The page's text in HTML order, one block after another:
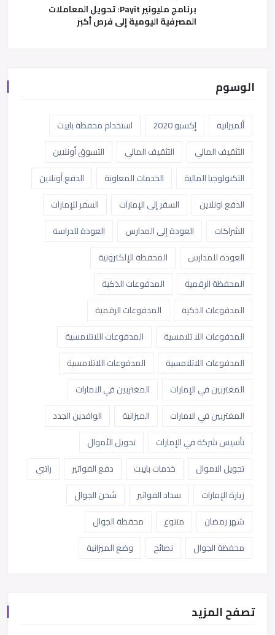
برنامج مليونير Payit: تحويل المعاملات
المصرفية اليومية إلى فرص أكبر
الوسوم
ألميزانية إكسبو 2020
استخدام محفظة باييت
التثقيف المالي
التثقيف المالي
التسوق أونلاين
التكنولوجيا المالية
الخدمات المعاونة
الدفع أونلاين
الدفع اونلاين
السفر إلى الإمارات
السفر للإمارات
الشراكات
العودة إلى المدارس
العودة للدراسة
العودة للمدارس
المحفظة الإلكترونية
المحفظة الرقمية
المدفوعات الذكية
المدفوعات الذكية
المدفوعات الرقمية
المدفوعات اللا تلامسية
المدفوعات اللاتلامسية
المدفوعات اللاتلامسية
المدفوعات اللاتلامسية
المغتربين في الإمارات
المغتربين في الامارات
المغتربين في الامارات
الميزانية
الوافدين الجدد
تأسيس شركة في الإمارات
تحويل الأموال
تحويل الاموال
خدمات باييت دفع الفواتير
راتبي
زيارة الإمارات
سداد الفواتير
شحن الجوال
شهر رمضان
متنوع
محفظة الجوال
محفظة الجوال
نصائح وضع الميزانية
تصفح المزيد